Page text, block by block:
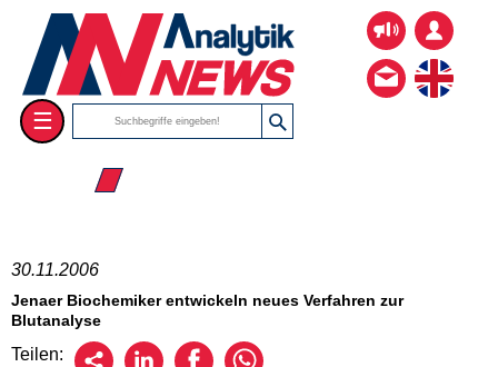
☰
☰ 2006
30.11.2006
Jenaer Biochemiker entwickeln neues Verfahren zur
Blutanalyse
Teilen: